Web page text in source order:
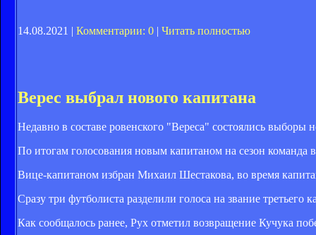
14.08.2021 | Комментарии: 0 | Читать полностью
Верес выбрал нового капитана
Недавно в составе ровенского "Вереса" состоялись выборы
По итогам голосования новым капитаном на сезон команда
Вице-капитаном избран Михаил Шестакова, во время
Сразу три футболиста разделили голоса на звание
Как сообщалось ранее, Рух отметил возвращение Кучука